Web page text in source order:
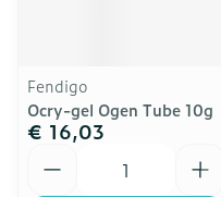
Fendigo
Ocry-gel Ogen Tube 10g
€ 16,03